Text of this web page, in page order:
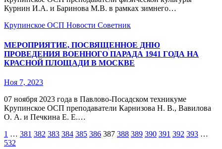
Курнин И.А. и Баринова М.В. в рамках зимнего…
Крупинское ОСП Новости Советник
МЕРОПРИЯТИЕ, ПОСВЯЩЕННОЕ ДНЮ
ПРОВЕДЕНИЯ ВОЕННОГО ПАРАДА 1941 ГОДА НА
КРАСНОЙ ПЛОЩАДИ В МОСКВЕ
Ноя 7, 2023
07 ноября 2023 года в Павлово-Посадском техникуме
Крупинское ОСП преподаватели Карнизова Н. В., Вавилова
О. А. и Печкина Е. Е.…
Пагинация
1 … 381 382 383 384 385 386 387 388 389 390 391 392 393 …
532